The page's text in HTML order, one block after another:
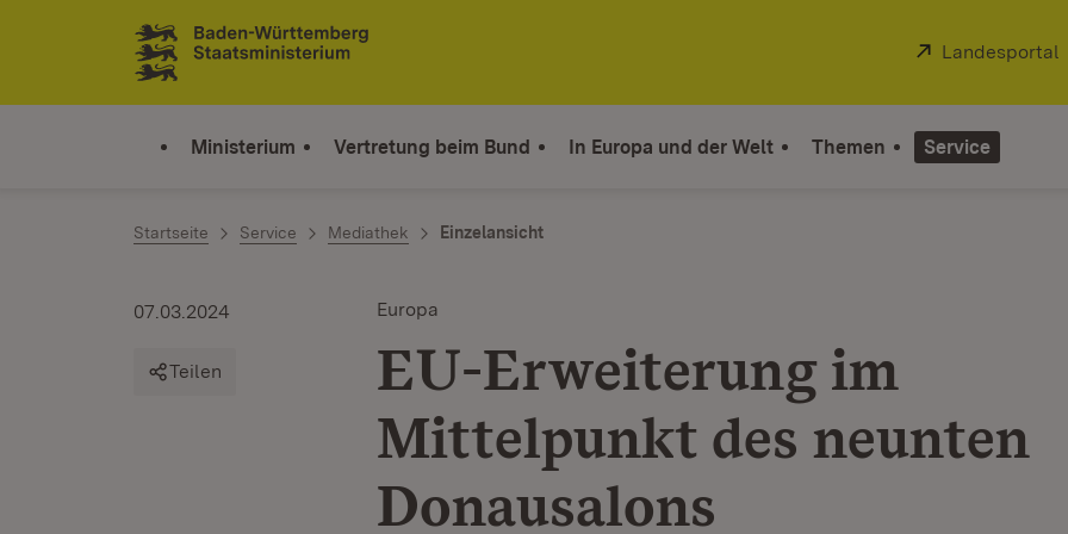
Zum Inhalt springen
Link zur Startseite
Extern:
Landesportal
Ministerium Vertretung beim Bund In Europa und der Welt Themen Service
Startseite Service Mediathek Einzelansicht
Europa
EU-Erweiterung im
Mittelpunkt des neunten
Donausalons
07.03.2024
Teilen